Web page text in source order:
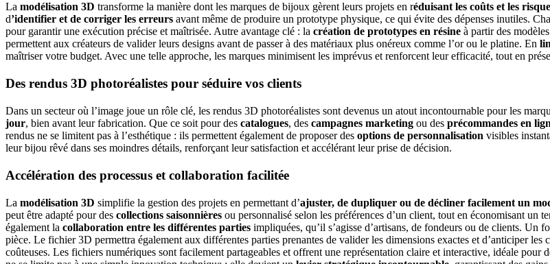
La modélisation 3D transforme la manière dont les marques de bijoux gèrent leurs projets en réduisant les coûts et les
d’identifier et de corriger les erreurs avant même de produire un prototype physique, ce qui évite des dépenses inutiles.
pour garantir une exécution précise et maîtrisée. Autre avantage clé : la création de prototypes en résine à partir des
permettent aux créateurs de valider leurs designs avant de passer à des matériaux plus onéreux comme l’or ou le platine. En
maîtriser votre budget. Avec une telle approche, les marques minimisent les imprévus et renforcent leur efficacité, tout en
Des rendus 3D photoréalistes pour séduire vos clients
Dans un secteur où l’image joue un rôle clé, les rendus 3D photoréalistes sont devenus un atout incontournable pour les
jour, bien avant leur fabrication. Que ce soit pour des catalogues, des campagnes marketing ou des précommandes en
rendus ne se limitent pas à l’esthétique : ils permettent également de proposer des options de personnalisation visibles
leur bijou rêvé dans ses moindres détails, renforçant leur satisfaction et accélérant leur prise de décision.
Accélération des processus et collaboration facilitée
La modélisation 3D simplifie la gestion des projets en permettant d’ajuster, de dupliquer ou de décliner facilement un
peut être adapté pour des collections saisonnières ou personnalisé selon les préférences d’un client, tout en économisant un
également la collaboration entre les différentes parties impliquées, qu’il s’agisse d’artisans, de fondeurs ou de clients.
pièce. Le fichier 3D permettra également aux différentes parties prenantes de valider les dimensions exactes et d’anticiper
coûteuses. Les fichiers numériques sont facilement partageables et offrent une représentation claire et interactive, idéale pour